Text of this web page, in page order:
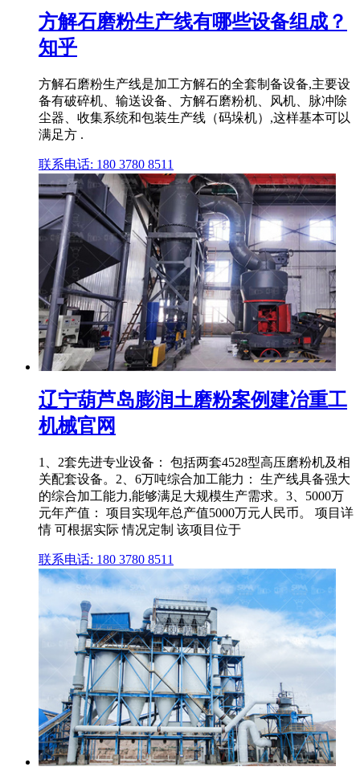
方解石磨粉生产线有哪些设备组成？
知乎
方解石磨粉生产线是加工方解石的全套制备设备,主要设
备有破碎机、输送设备、方解石磨粉机、风机、脉冲除
尘器、收集系统和包装生产线（码垛机）,这样基本可以
满足方 .
联系电话: 180 3780 8511
辽宁葫芦岛膨润土磨粉案例建冶重工
机械官网
1、2套先进专业设备： 包括两套4528型高压磨粉机及相
关配套设备。2、6万吨综合加工能力： 生产线具备强大
的综合加工能力,能够满足大规模生产需求。3、5000万
元年产值： 项目实现年总产值5000万元人民币。 项目详
情 可根据实际 情况定制 该项目位于
联系电话: 180 3780 8511